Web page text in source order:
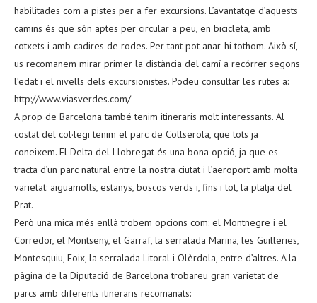
habilitades com a pistes per a fer excursions. L’avantatge d’aquests
camins és que són aptes per circular a peu, en bicicleta, amb
cotxets i amb cadires de rodes. Per tant pot anar-hi tothom. Això sí,
us recomanem mirar primer la distància del camí a recórrer segons
l’edat i el nivells dels excursionistes. Podeu consultar les rutes a:
http://www.viasverdes.com/
A prop de Barcelona també tenim itineraris molt interessants. Al
costat del col·legi tenim el parc de Collserola, que tots ja
coneixem. El Delta del Llobregat és una bona opció, ja que es
tracta d’un parc natural entre la nostra ciutat i l’aeroport amb molta
varietat: aiguamolls, estanys, boscos verds i, fins i tot, la platja del
Prat.
Però una mica més enllà trobem opcions com: el Montnegre i el
Corredor, el Montseny, el Garraf, la serralada Marina, les Guilleries,
Montesquiu, Foix, la serralada Litoral i Olèrdola, entre d’altres. A la
pàgina de la Diputació de Barcelona trobareu gran varietat de
parcs amb diferents itineraris recomanats: